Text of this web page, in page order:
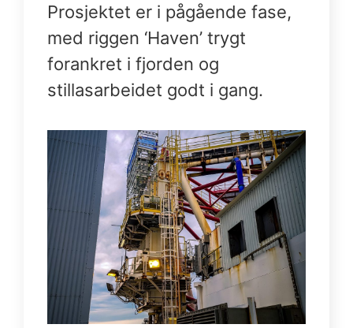
Prosjektet er i pågående fase,
med riggen ‘Haven’ trygt
forankret i fjorden og
stillasarbeidet godt i gang.